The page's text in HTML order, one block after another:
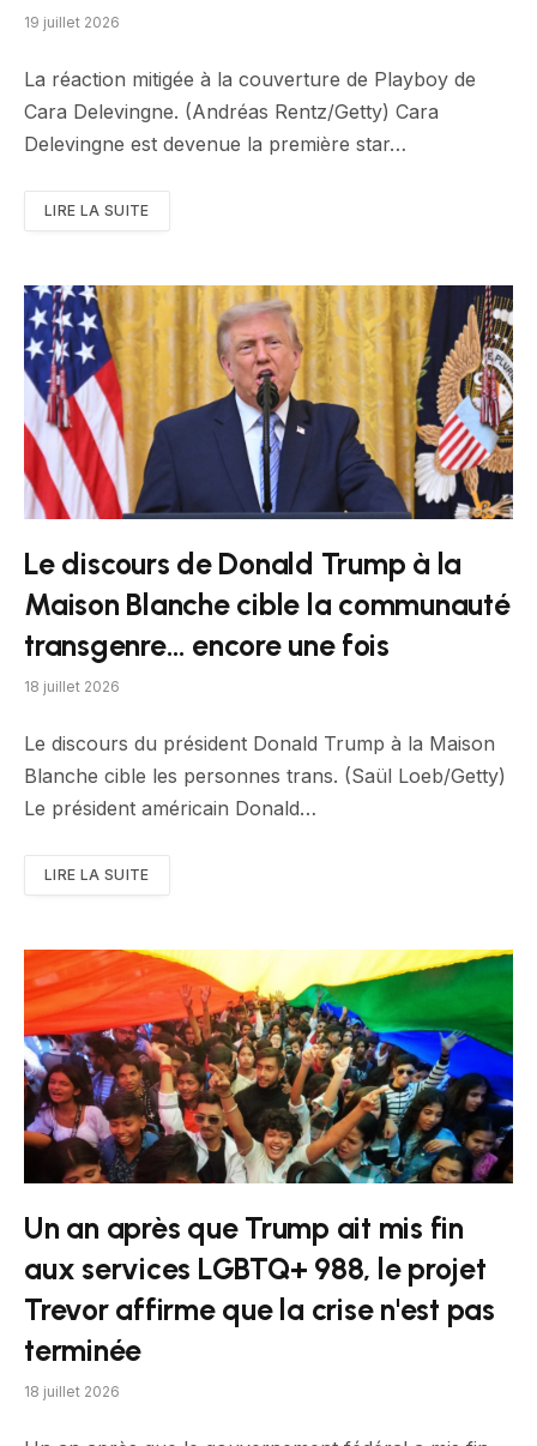
19 juillet 2026
La réaction mitigée à la couverture de Playboy de
Cara Delevingne. (Andréas Rentz/Getty) Cara
Delevingne est devenue la première star…
LIRE LA SUITE
Le discours de Donald Trump à la
Maison Blanche cible la communauté
transgenre… encore une fois
18 juillet 2026
Le discours du président Donald Trump à la Maison
Blanche cible les personnes trans. (Saül Loeb/Getty)
Le président américain Donald…
LIRE LA SUITE
Un an après que Trump ait mis fin
aux services LGBTQ+ 988, le projet
Trevor affirme que la crise n'est pas
terminée
18 juillet 2026